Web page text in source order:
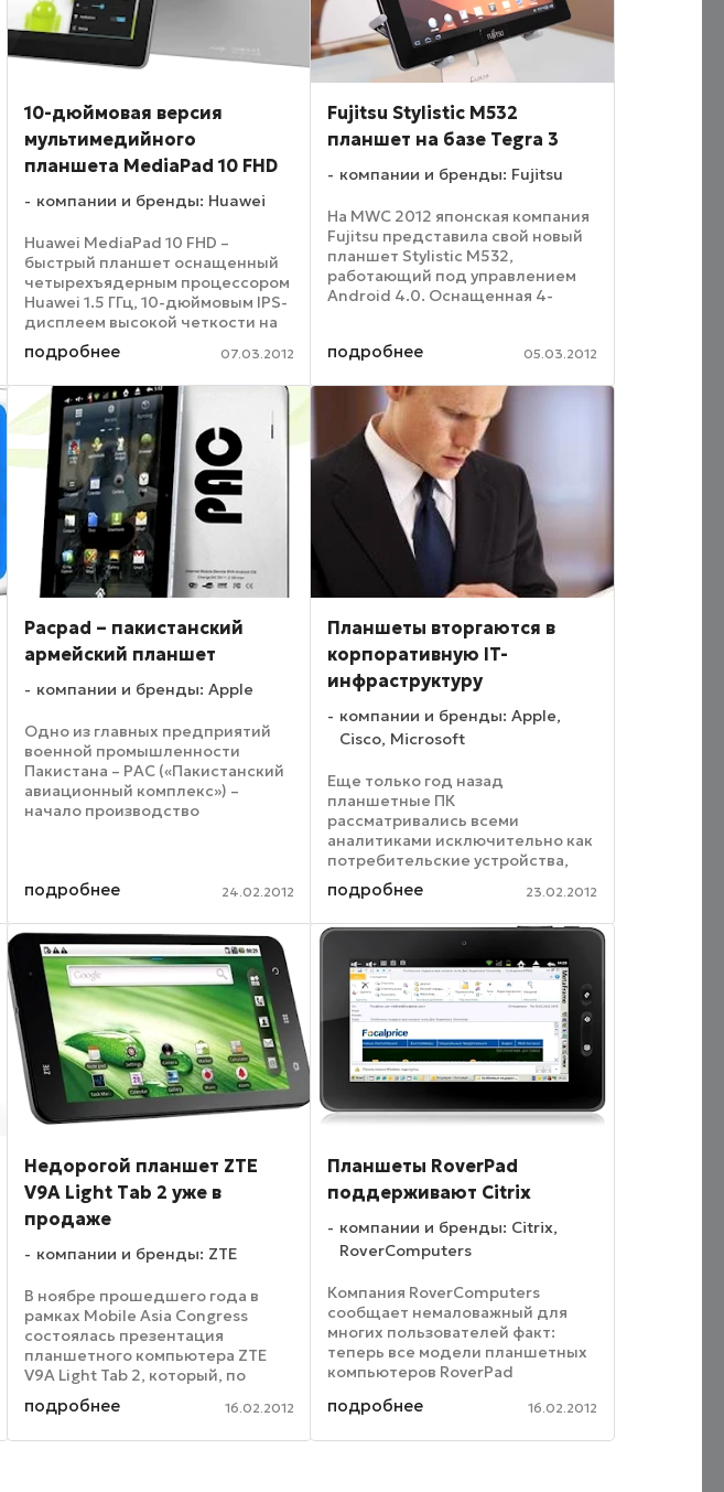
10-дюймовая версия
мультимедийного
планшета MediaPad 10 FHD
компании и бренды: Huawei
Huawei MediaPad 10 FHD –
быстрый планшет оснащенный
четырехъядерным процессором
Huawei 1.5 ГГц, 10-дюймовым IPS-
дисплеем высокой четкости на
базе ОС Google Android 4.0. На
данный момент Huawei MediaPad
10 FHD – самый быстрый
четырехъядерный планшет ...
подробнее 07.03.2012
Fujitsu Stylistic M532
планшет на базе Tegra 3
компании и бренды: Fujitsu
На MWC 2012 японская компания
Fujitsu представила свой новый
планшет Stylistic M532,
работающий под управлением
Android 4.0. Оснащенная 4-
тем, чья работа связана с
подробнее 05.03.2012
Pacpad – пакистанский
армейский планшет
компании и бренды: Apple
Одно из главных предприятий
военной промышленности
Пакистана – PAC («Пакистанский
авиационный комплекс») –
начало производство
оказалась другая новинка –
подробнее 24.02.2012
Планшеты вторгаются в
корпоративную IT-
инфраструктуру
компании и бренды: Apple,
Cisco, Microsoft
Еще только год назад
планшетные ПК
рассматривались всеми
аналитиками исключительно как
потребительские устройства,
своего рода «недокомпьютеры»,
предназначенные для
комфортного потребления
контента и развлечений. Но
сегодня буквально на глазах ...
подробнее 23.02.2012
Недорогой планшет ZTE
V9A Light Tab 2 уже в
продаже
компании и бренды: ZTE
В ноябре прошедшего года в
рамках Mobile Asia Congress
состоялась презентация
планшетного компьютера ZTE
V9A Light Tab 2, который, по
надеждам китайской компании,
должен стать наследником ее
подробнее 16.02.2012
Планшеты RoverPad
поддерживают Citrix
компании и бренды: Citrix,
RoverComputers
Компания RoverComputers
сообщает немаловажный для
многих пользователей факт:
теперь все модели планшетных
компьютеров RoverPad
режим работы с помощью
подробнее 16.02.2012